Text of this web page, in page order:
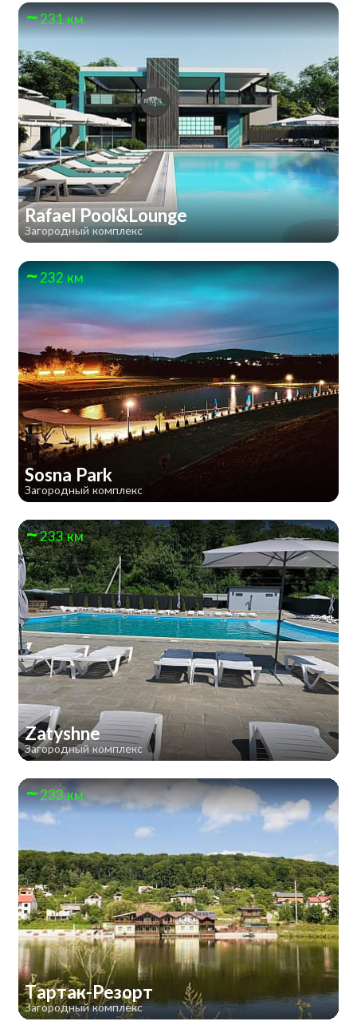
231 км
Rafael Pool&Lounge
Загородный комплекс
232 км
Sosna Park
Загородный комплекс
233 км
Zatyshne
Загородный комплекс
233 км
Тартак-Резорт
Загородный комплекс